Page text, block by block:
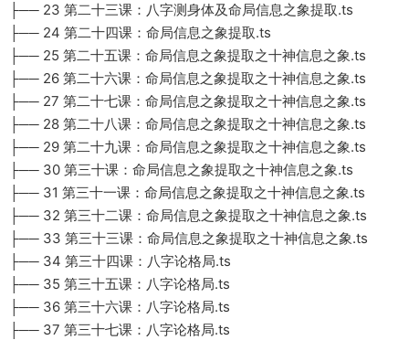
├── 23 第二十三课：八字测身体及命局信息之象提取.ts
├── 24 第二十四课：命局信息之象提取.ts
├── 25 第二十五课：命局信息之象提取之十神信息之象.ts
├── 26 第二十六课：命局信息之象提取之十神信息之象.ts
├── 27 第二十七课：命局信息之象提取之十神信息之象.ts
├── 28 第二十八课：命局信息之象提取之十神信息之象.ts
├── 29 第二十九课：命局信息之象提取之十神信息之象.ts
├── 30 第三十课：命局信息之象提取之十神信息之象.ts
├── 31 第三十一课：命局信息之象提取之十神信息之象.ts
├── 32 第三十二课：命局信息之象提取之十神信息之象.ts
├── 33 第三十三课：命局信息之象提取之十神信息之象.ts
├── 34 第三十四课：八字论格局.ts
├── 35 第三十五课：八字论格局.ts
├── 36 第三十六课：八字论格局.ts
├── 37 第三十七课：八字论格局.ts